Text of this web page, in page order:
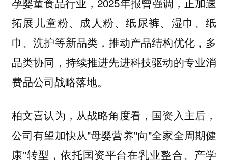
拓展 儿童粉、成人粉、纸尿裤、湿巾、纸
巾、洗护等新品类，推动产品结构优化，多
品类协同，持续推进先进科技驱动的专业消
费品公司战略落地。
柏文喜认为，从战略角度看，国资入主后，
公司有望加快从"母婴营养"向"全家全周期健
康"转型，依托国资平台在乳业整合、产学